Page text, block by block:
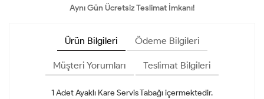
Aynı Gün Ücretsiz Teslimat İmkanı!
Ürün Bilgileri Ödeme Bilgileri
Müşteri Yorumları Teslimat Bilgileri
1 Adet Ayaklı Kare Servis Tabağı içermektedir.